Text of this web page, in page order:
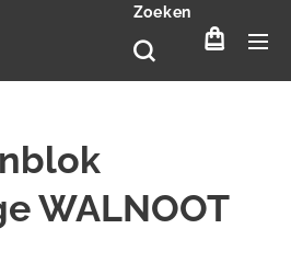
Zoeken
WALNOOT